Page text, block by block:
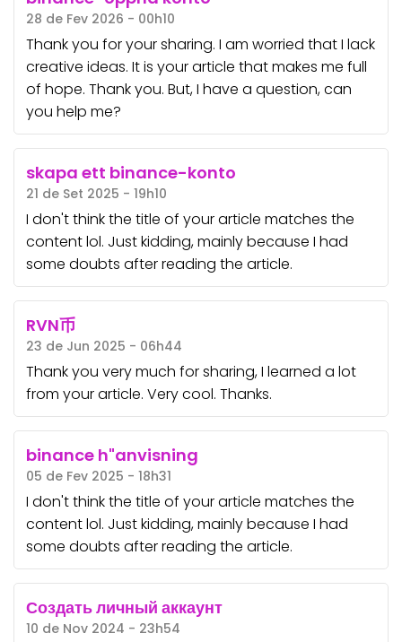
28 de Fev 2026 - 00h10
Thank you for your sharing. I am worried that I lack
creative ideas. It is your article that makes me full
of hope. Thank you. But, I have a question, can
you help me?
skapa ett binance-konto
21 de Set 2025 - 19h10
I don't think the title of your article matches the
content lol. Just kidding, mainly because I had
some doubts after reading the article.
RVN币
23 de Jun 2025 - 06h44
Thank you very much for sharing, I learned a lot
from your article. Very cool. Thanks.
binance h"anvisning
05 de Fev 2025 - 18h31
I don't think the title of your article matches the
content lol. Just kidding, mainly because I had
some doubts after reading the article.
Создать личный аккаунт
10 de Nov 2024 - 23h54